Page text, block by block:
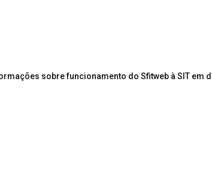
sobre funcionamento do Sfitweb à SIT